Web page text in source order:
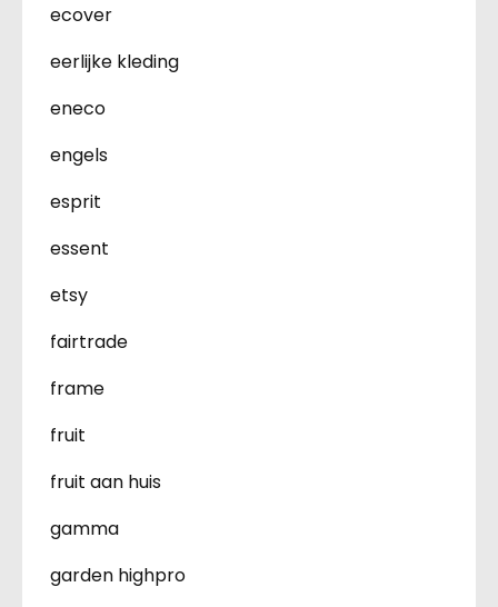
ecover
eerlijke kleding
eneco
engels
esprit
essent
etsy
fairtrade
frame
fruit
fruit aan huis
gamma
garden highpro